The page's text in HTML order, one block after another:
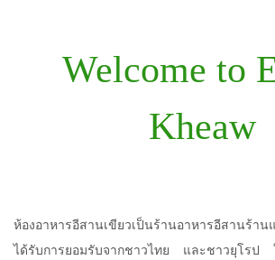
Welcome to
Kheaw
ห้องอาหารอีสานเขียวเป็นร้านอาหารอีสานร้า
ได้รับการยอมรับจากชาวไทย และชาวยุโรป